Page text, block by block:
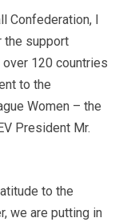
Confederation, I
the support
120 countries
to the
Women – the
President Mr.
to the
we are putting in